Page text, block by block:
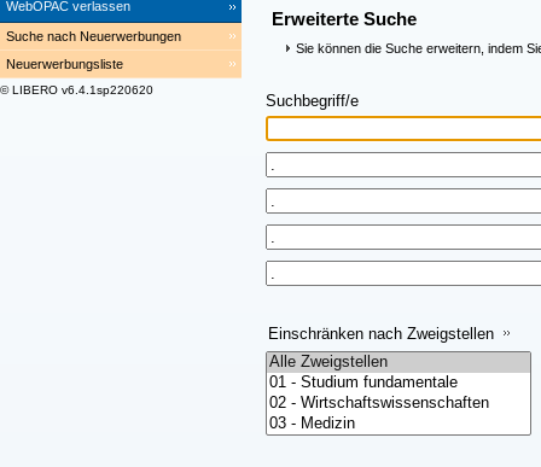
WebOPAC verlassen
Suche nach Neuerwerbungen
Neuerwerbungsliste
© LIBERO v6.4.1sp220620
Erweiterte Suche
Sie können die Suche erweitern, indem
Suchbegriff/e
Einschränken nach Zweigstellen